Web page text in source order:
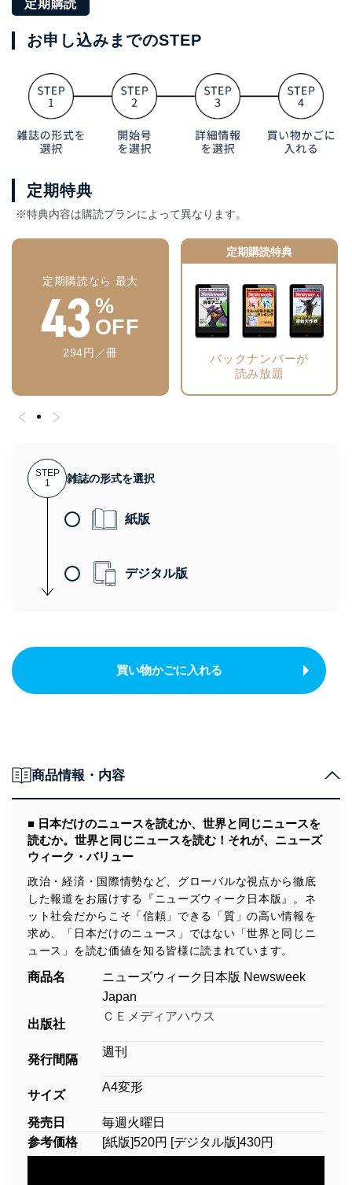
定期購読
お申し込みまでのSTEP
定期特典
※特典内容は購読プランによって異なります。
定期購読なら 最大
43 %
OFF
294円／冊
定期購読特典
バックナンバーが
読み放題
STEP
1
雑誌の形式を選択
紙版
デジタル版
買い物かごに入れる
商品情報・内容
■ 日本だけのニュースを読むか、世界と同じニュースを
読むか。世界と同じニュースを読む！それが、ニューズ
ウィーク・バリュー
政治・経済・国際情勢など、グローバルな視点から徹底
した報道をお届けする『ニューズウィーク日本版』。ネ
ット社会だからこそ「信頼」できる「質」の高い情報を
求め、「日本だけのニュース」ではない「世界と同じニ
ュース」を読む価値を知る皆様に読まれています。
商品名
ニューズウィーク日本版 Newsweek
Japan
出版社
ＣＥメディアハウス
発行間隔
週刊
サイズ
A4変形
発売日
毎週火曜日
参考価格
[紙版]520円 [デジタル版]430円